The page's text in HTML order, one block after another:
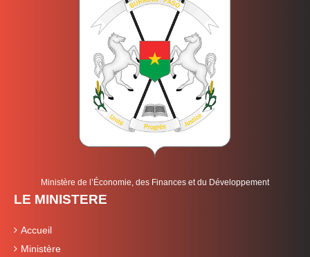
Ministère de l’Économie, des Finances et du Développement
LE MINISTERE
Accueil
Ministère